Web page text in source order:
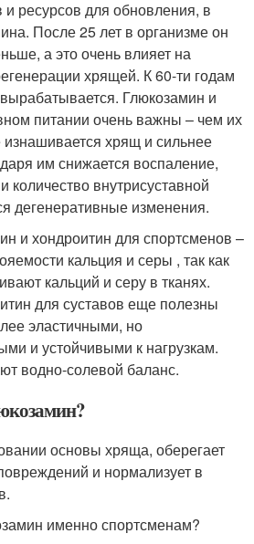
ресурсов для обновления, в
После 25 лет в организме он
а это очень влияет на
хрящей. К 60-ти годам
Глюкозамин и
питании очень важны – чем их
хрящ и сильнее
им снижается воспаление,
количество внутрисуставной
дегенеративные изменения.
и хондроитин для спортсменов –
кальция и серы , так как
кальций и серу в тканях.
для суставов еще полезны
эластичными, но
и устойчивыми к нагрузкам.
водно-солевой баланс.
основы хряща, оберегает
и нормализует в
именно спортсменам?